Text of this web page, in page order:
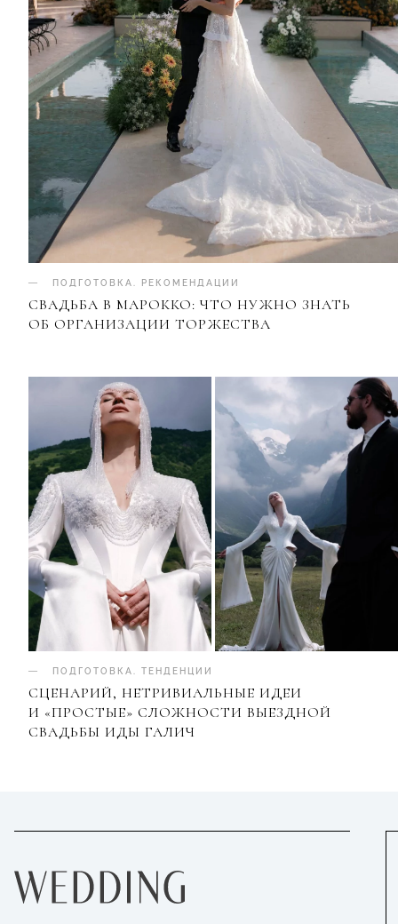
ПОДГОТОВКА РЕКОМЕНДАЦИИ
СВАДЬБА В МАРОККО: ЧТО НУЖНО ЗНАТЬ
ОБ ОРГАНИЗАЦИИ ТОРЖЕСТВА
ПОДГОТОВКА ТЕНДЕНЦИИ
СЦЕНАРИЙ, НЕТРИВИАЛЬНЫЕ ИДЕИ
И «ПРОСТЫЕ» СЛОЖНОСТИ ВЫЕЗДНОЙ
СВАДЬБЫ ИДЫ ГАЛИЧ